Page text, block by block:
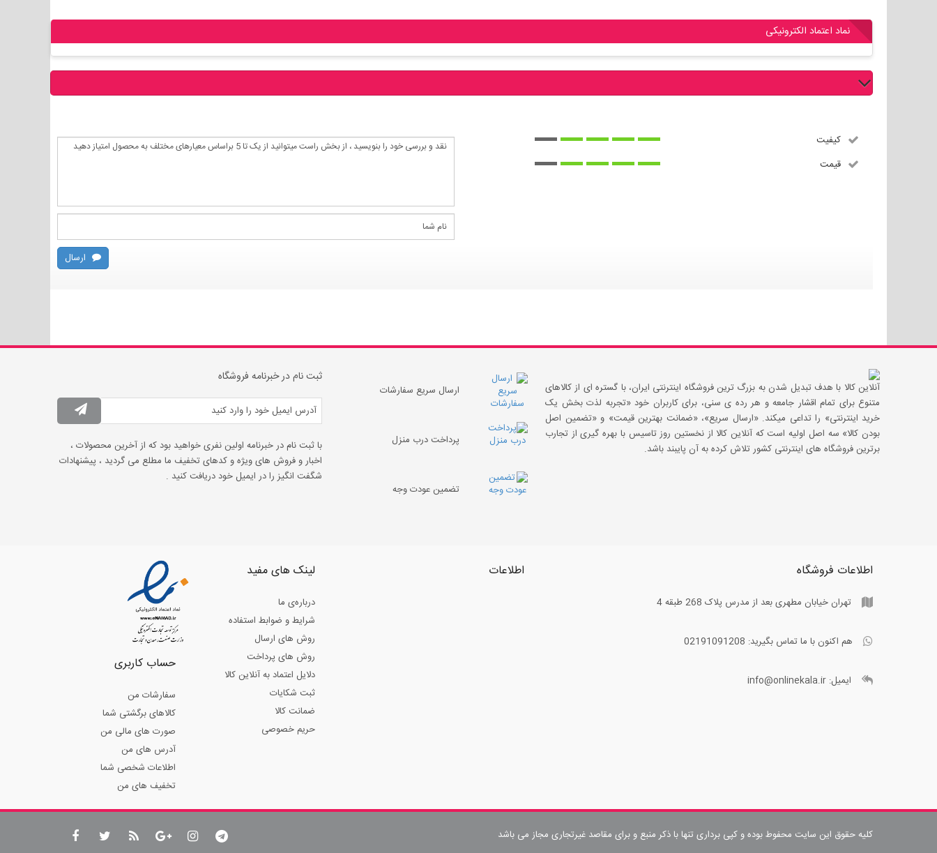
نماد اعتماد الکترونیکی
کیفیت
قیمت
ارسال
آنلاین کالا با هدف تبدیل شدن به بزرگ ترین فروشگاه اینترنتی ایران، با گستره ای از کالاهای
متنوع برای تمام اقشار جامعه و هر رده ی سنی، برای کاربران خود «تجربه لذت بخش یک
خرید اینترنتی» را تداعی میکند. «ارسال سریع»، «ضمانت بهترین قیمت» و «تضمین اصل
بودن کالا» سه اصل اولیه است که آنلاین کالا از نخستین روز تاسیس با بهره گیری از تجارب
برترین فروشگاه های اینترنتی کشور تلاش کرده به آن پایبند باشد.
ارسال سریع سفارشات
پرداخت درب منزل
تضمین عودت وجه
ثبت نام در خبرنامه فروشگاه
با ثبت نام در خبرنامه اولین نفری خواهید بود که از آخرین محصولات ،
اخبار و فروش های ویژه و کدهای تخفیف ما مطلع می گردید ، پیشنهادات
شگفت انگیز را در ایمیل خود دریافت کنید .
اطلاعات فروشگاه
تهران خیابان مطهری بعد از مدرس پلاک 268 طبقه 4
هم اکنون با ما تماس بگیرید: 02191091208
ایمیل: info@onlinekala.ir
اطلاعات لینک های مفید
درباره‌ی ما
شرایط و ضوابط استفاده
روش های ارسال
روش های پرداخت
دلایل اعتماد به آنلاین کالا
ثبت شکایات
ضمانت کالا
حریم خصوصی
حساب کاربری
سفارشات من
کالاهای برگشتی شما
صورت های مالی من
آدرس های من
اطلاعات شخصی شما
تخفیف های من
کلیه حقوق این سایت محفوط بوده و کپی برداری تنها با ذکر منبع و برای مقاصد غیرتجاری مجاز می باشد